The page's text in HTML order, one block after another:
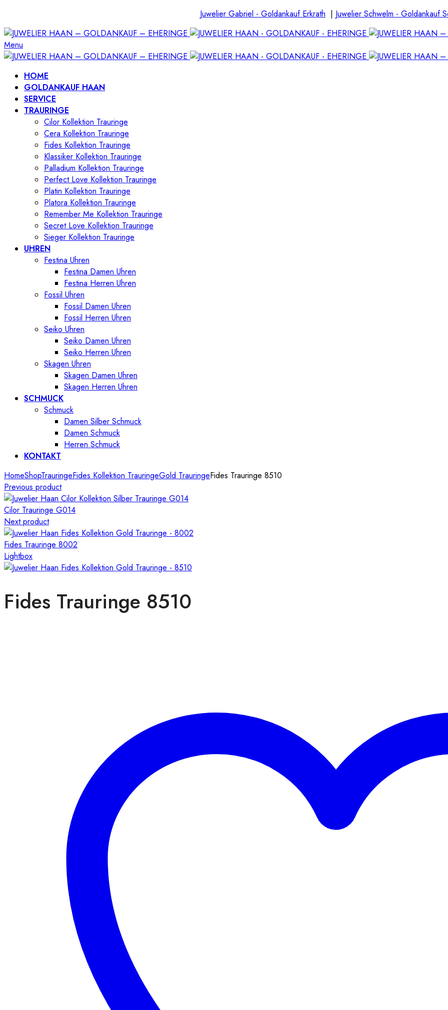
Juwelier Gabriel - Goldankauf Erkrath | Juwelier Schwelm - Goldankauf
Menu
HOME
GOLDANKAUF HAAN
SERVICE
TRAURINGE
Cilor Kollektion Trauringe
Cera Kollektion Trauringe
Fides Kollektion Trauringe
Klassiker Kollektion Trauringe
Palladium Kollektion Trauringe
Perfect Love Kollektion Trauringe
Platin Kollektion Trauringe
Platora Kollektion Trauringe
Remember Me Kollektion Trauringe
Secret Love Kollektion Trauringe
Sieger Kollektion Trauringe
UHREN
Festina Uhren
Festina Damen Uhren
Festina Herren Uhren
Fossil Uhren
Fossil Damen Uhren
Fossil Herren Uhren
Seiko Uhren
Seiko Damen Uhren
Seiko Herren Uhren
Skagen Uhren
Skagen Damen Uhren
Skagen Herren Uhren
SCHMUCK
Schmuck
Damen Silber Schmuck
Damen Schmuck
Herren Schmuck
KONTAKT
HomeShopTrauringeFides Kollektion TrauringeGold TrauringeFides Trauringe 8510
Previous product
Cilor Trauringe G014
Next product
Fides Trauringe 8002
Lightbox
Fides Trauringe 8510